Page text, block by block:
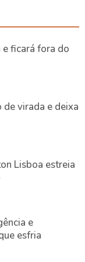
e ficará fora do
de virada e deixa
Lisboa estreia
e
esfria